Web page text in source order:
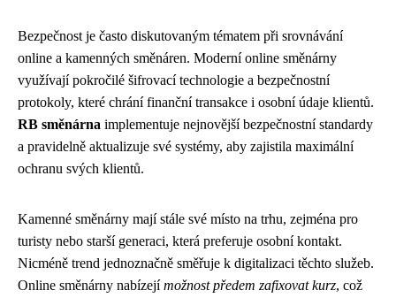
Bezpečnost je často diskutovaným tématem při srovnávání
online a kamenných směnáren. Moderní online směnárny
využívají pokročilé šifrovací technologie a bezpečnostní
protokoly, které chrání finanční transakce i osobní údaje klientů.
RB směnárna implementuje nejnovější bezpečnostní standardy
a pravidelně aktualizuje své systémy, aby zajistila maximální
ochranu svých klientů.
Kamenné směnárny mají stále své místo na trhu, zejména pro
turisty nebo starší generaci, která preferuje osobní kontakt.
Nicméně trend jednoznačně směřuje k digitalizaci těchto služeb.
Online směnárny nabízejímožnost předem zafixovat kurz, což